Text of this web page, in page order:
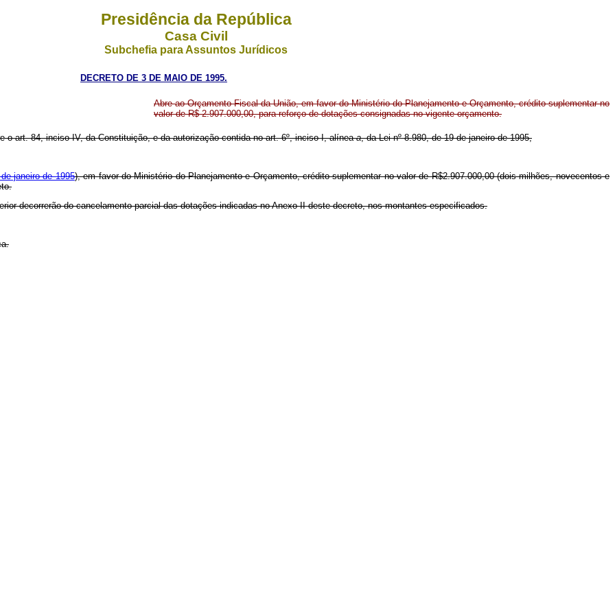
Presidência da República
Casa Civil
Subchefia para Assuntos Jurídicos
DECRETO DE 3 DE MAIO DE 1995.
Abre ao Orçamento Fiscal da União, em favor do Ministério do Planejamento e Orçamento, crédito suplementar no
valor de R$ 2.907.000,00, para reforço de dotações consignadas no vigente orçamento.
o art. 84, inciso IV, da Constituição, e da autorização contida no art. 6º, inciso I, alíneaa, da Lei nº 8.980, de 19 de janeiro de 1995,
janeiro de 1995), em favor do Ministério do Planejamento e Orçamento, crédito suplementar no valor de R$2.907.000,00 (dois milhões, novecentos e
decorrerão do cancelamento parcial das dotações indicadas no Anexo II deste decreto, nos montantes especificados.